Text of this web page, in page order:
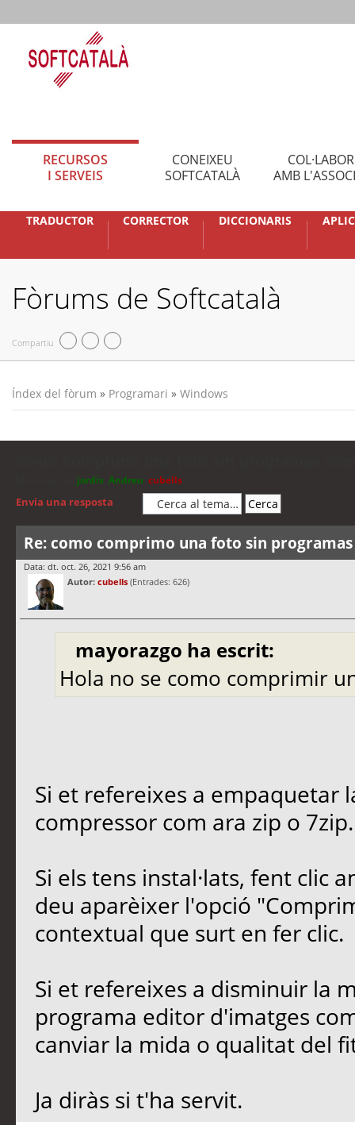
RECURSOS
I SERVEIS
CONEIXEU
SOFTCATALÀ
AMB
TRADUCTOR CORRECTOR DICCIONARIS
Fòrums de Softcatalà
Compartiu
Índex del fòrum » Programari » Windows
jordis Andreu cubells
Envia una resposta
Re: como comprimo una foto sin
Data: dt. oct. 26, 2021 9:56 am
Autor: cubells (Entrades: 626)
mayorazgo ha escrit:
Hola no se como comprimir
Si et refereixes a empaquetar
compressor com ara zip o 7zip.
Si els tens instal·lats, fent clic
deu aparèixer l'opció
contextual que surt en fer clic.
Si et refereixes a disminuir la
programa editor d'imatges
canviar la mida o qualitat del
Ja diràs si t'ha servit.